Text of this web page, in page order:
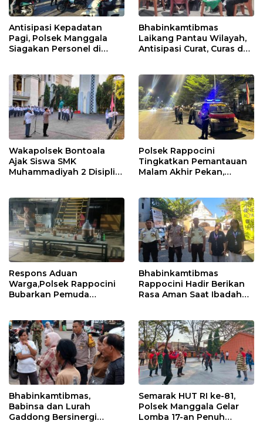
Antisipasi Kepadatan
Pagi, Polsek Manggala
Siagakan Personel di
Bhabinkamtibmas
Laikang Pantau Wilayah,
Antisipasi Curat, Curas dan
Wakapolsek Bontoala
Ajak Siswa SMK
Muhammadiyah 2 Disiplin
Polsek Rappocini
Tingkatkan Pemantauan
Malam Akhir Pekan,
Respons Aduan
Warga,Polsek Rappocini
Bubarkan Pemuda
Bhabinkamtibmas
Rappocini Hadir Berikan
Rasa Aman Saat Ibadah
Bhabinkamtibmas,
Babinsa dan Lurah
Gaddong Bersinergi
Semarak HUT RI ke-81,
Polsek Manggala Gelar
Lomba 17-an Penuh